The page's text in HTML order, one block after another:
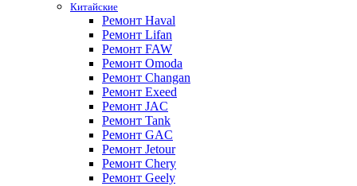
Китайские
Ремонт Haval
Ремонт Lifan
Ремонт FAW
Ремонт Omoda
Ремонт Changan
Ремонт Exeed
Ремонт JAC
Ремонт Tank
Ремонт GAC
Ремонт Jetour
Ремонт Chery
Ремонт Geely